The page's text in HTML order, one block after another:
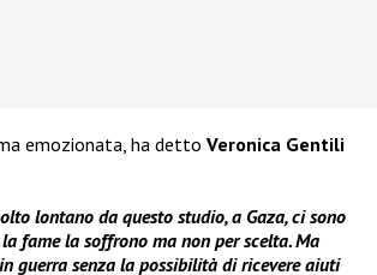
emozionata, ha detto Veronica Gentili
lontano da questo studio, a Gaza, ci sono
fame la soffrono ma non per scelta. Ma
guerra senza la possibilità di ricevere aiuti